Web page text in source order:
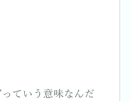
っていう意味なんだ